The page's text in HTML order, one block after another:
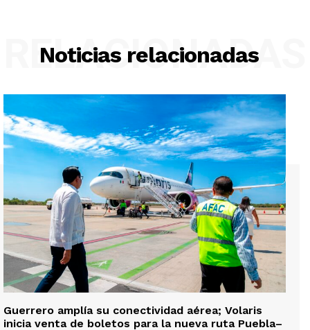
Noticias relacionadas
RELACIONADAS
Guerrero amplía su conectividad aérea; Volaris
inicia venta de boletos para la nueva ruta Puebla–